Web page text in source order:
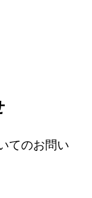
てのお問い